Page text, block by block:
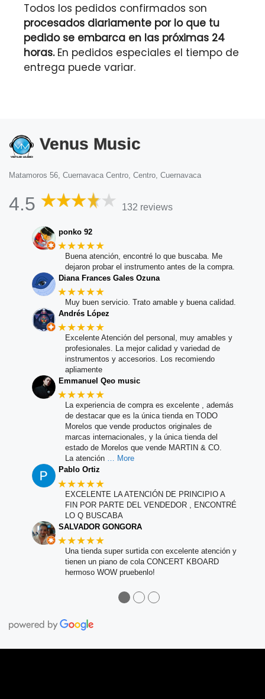
Todos los pedidos confirmados son
procesados diariamente por lo que tu
pedido se embarca en las próximas 24
horas.En pedidos especiales el tiempo de
entrega puede variar.
Venus Music
Matamoros 56, Cuernavaca Centro, Centro, Cuernavaca
4.5 132 reviews
ponko 92
★★★★★
Buena atención, encontré lo que buscaba. Me
dejaron probar el instrumento antes de la compra.
Diana Frances Gales Ozuna
★★★★★
Muy buen servicio. Trato amable y buena calidad.
Andrés López
★★★★★
Excelente Atención del personal, muy amables y
profesionales. La mejor calidad y variedad de
instrumentos y accesorios. Los recomiendo
apliamente
Emmanuel Qeo music
★★★★★
La experiencia de compra es excelente , además
de destacar que es la única tienda en TODO
Morelos que vende productos originales de
marcas internacionales, y la única tienda del
estado de Morelos que vende MARTIN & CO.
La atención … More
Pablo Ortiz
★★★★★
EXCELENTE LA ATENCIÓN DE PRINCIPIO A
FIN POR PARTE DEL VENDEDOR , ENCONTRÉ
LO Q BUSCABA
SALVADOR GONGORA
★★★★★
Una tienda super surtida con excelente atención y
tienen un piano de cola CONCERT KBOARD
hermoso WOW pruebenlo!
●●●